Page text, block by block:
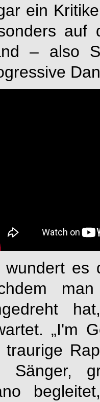
ein
auf
– also
wundert es
„I'm
traurige
Sänger,